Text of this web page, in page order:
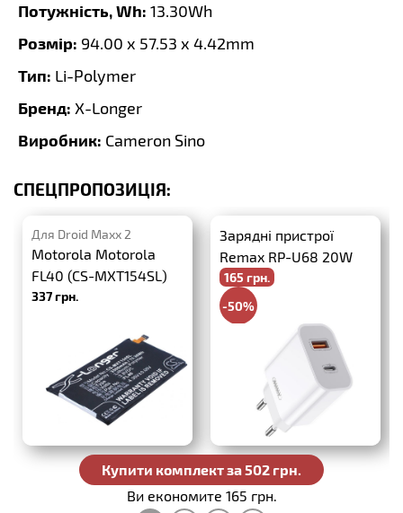
Потужність, Wh: 13.30Wh
Розмір: 94.00 x 57.53 x 4.42mm
Тип: Li-Polymer
Бренд: X-Longer
Виробник: Cameron Sino
СПЕЦПРОПОЗИЦІЯ:
Для Droid Maxx 2
Motorola Motorola
FL40 (CS-MXT154SL)
337 грн.
Зарядні пристрої
Remax RP-U68 20W
PD+QC3.0
165 грн.
-50%
Купити комплект за 502 грн.
Ви економите 165 грн.